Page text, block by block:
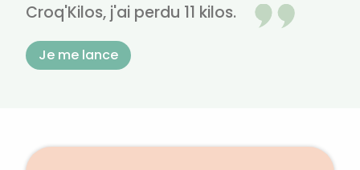
Croq'Kilos, j'ai perdu 11 kilos.
Je me lance